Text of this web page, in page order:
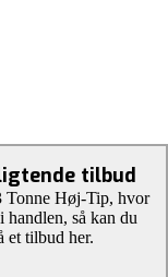
tilbud
Tonne Høj-Tip, hvor
handlen, så kan du
et tilbud her.